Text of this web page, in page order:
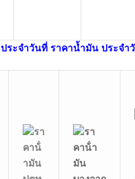
ประจำวันที่ ราคาน้ำมัน ประจำ